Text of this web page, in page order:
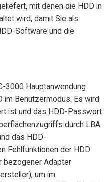
mit denen die HDD in
wird, damit Sie als
Software und die
3000 Hauptanwendung
im Benutzermodus. Es wird
ist und das HDD-Passwort
durch LBA
das HDD-
Fehlfunktionen der HDD
bezogener Adapter
um im